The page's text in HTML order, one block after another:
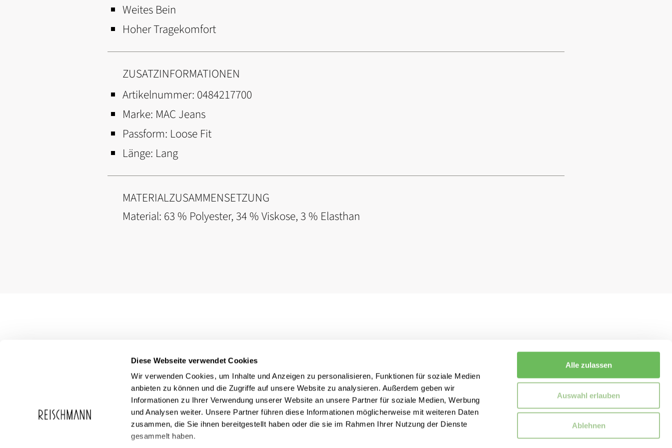
Diese Webseite verwendet Cookies
Wir verwenden Cookies, um Inhalte und Anzeigen zu personalisieren, Funktionen für soziale Medien
anbieten zu können und die Zugriffe auf unsere Website zu analysieren. Außerdem geben wir
Informationen zu Ihrer Verwendung unserer Website an unsere Partner für soziale Medien, Werbung
und Analysen weiter. Unsere Partner führen diese Informationen möglicherweise mit weiteren Daten
zusammen, die Sie ihnen bereitgestellt haben oder die sie im Rahmen Ihrer Nutzung der Dienste
gesammelt haben.
Alle zulassen
Auswahl erlauben
Ablehnen
Weites Bein
Hoher Tragekomfort
ZUSATZINFORMATIONEN
Artikelnummer: 0484217700
Marke: MAC Jeans
Passform: Loose Fit
Länge: Lang
MATERIALZUSAMMENSETZUNG
Material: 63 % Polyester, 34 % Viskose, 3 % Elasthan
Reischmann
Über Reischmann